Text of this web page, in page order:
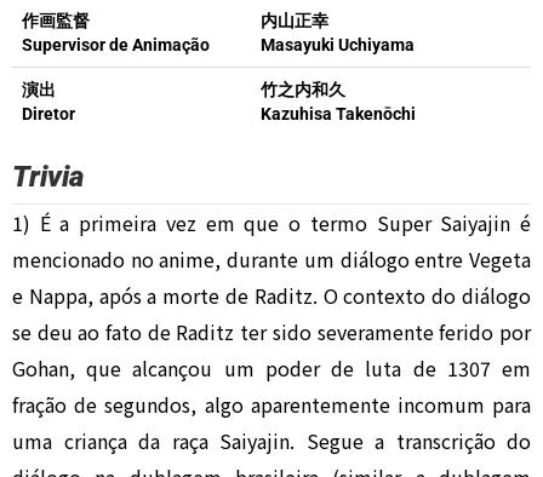
作画監督
Supervisor de Animação
内山正幸
Masayuki Uchiyama
演出
Diretor
竹之内和久
Kazuhisa Takenōchi
Trivia
1) É a primeira vez em que o termo Super Saiyajin é
mencionado no anime, durante um diálogo entre Vegeta
e Nappa, após a morte de Raditz. O contexto do diálogo
se deu ao fato de Raditz ter sido severamente ferido por
Gohan, que alcançou um poder de luta de 1307 em
fração de segundos, algo aparentemente incomum para
uma criança da raça Saiyajin. Segue a transcrição do